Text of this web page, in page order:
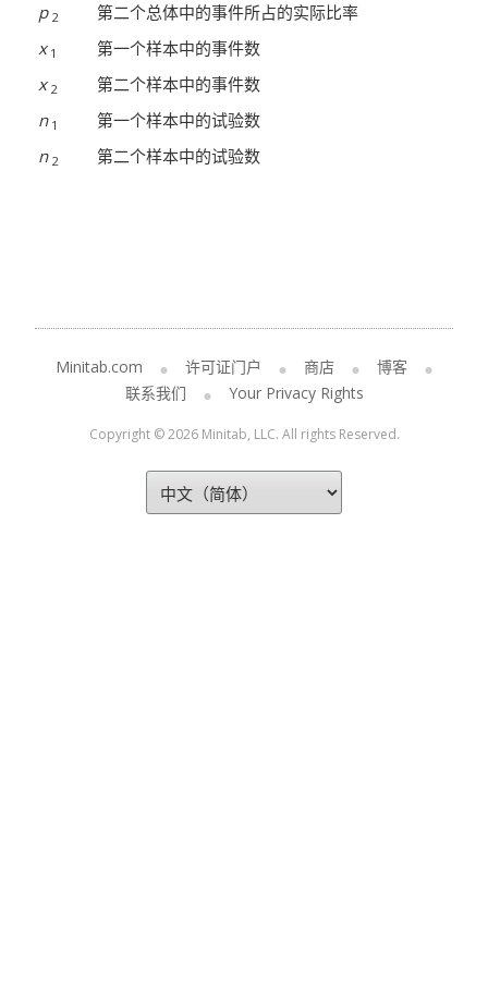
p 2
第二个总体中的事件所占的实际比率
x 1
第一个样本中的事件数
x 2
第二个样本中的事件数
n 1
第一个样本中的试验数
n 2 第二个样本中的试验数
Minitab.com 许可证门户 商店
博客
联系我们
Your Privacy Rights
Copyright © 2026 Minitab, LLC. All rights Reserved.